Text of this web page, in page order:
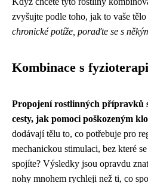
zvyšujte podle toho, jak to vaše tělo
chronické potíže, poraďte se s
Kombinace s
Propojení rostlinných přípravků
cesty, jak pomoci poškozeným
dodávají tělu to, co potřebuje pro
mechanickou stimulaci, bez které
spojíte? Výsledky jsou opravdu
nohy mnohem rychleji než ti, co